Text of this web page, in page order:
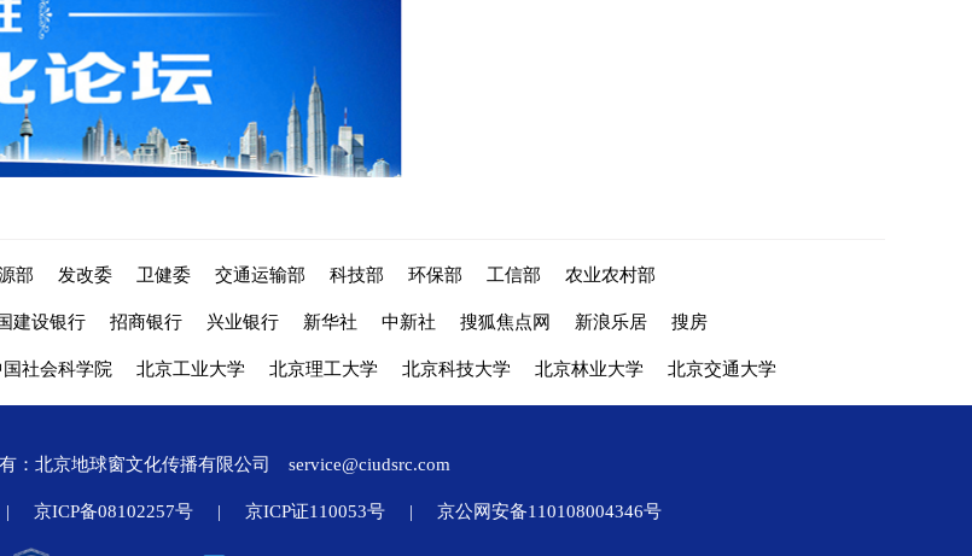
部 发改委 卫健委 交通运输部 科技部 环保部 工信部 农业农村部
建设银行 招商银行 兴业银行 新华社 中新社 搜狐焦点网 新浪乐居 搜房
国社会科学院 北京工业大学 北京理工大学 北京科技大学 北京林业大学 北京交通大学
：北京地球窗文化传播有限公司 service@ciudsrc.com
| 京ICP备08102257号 | 京ICP证110053号 | 京公网安备110108004346号